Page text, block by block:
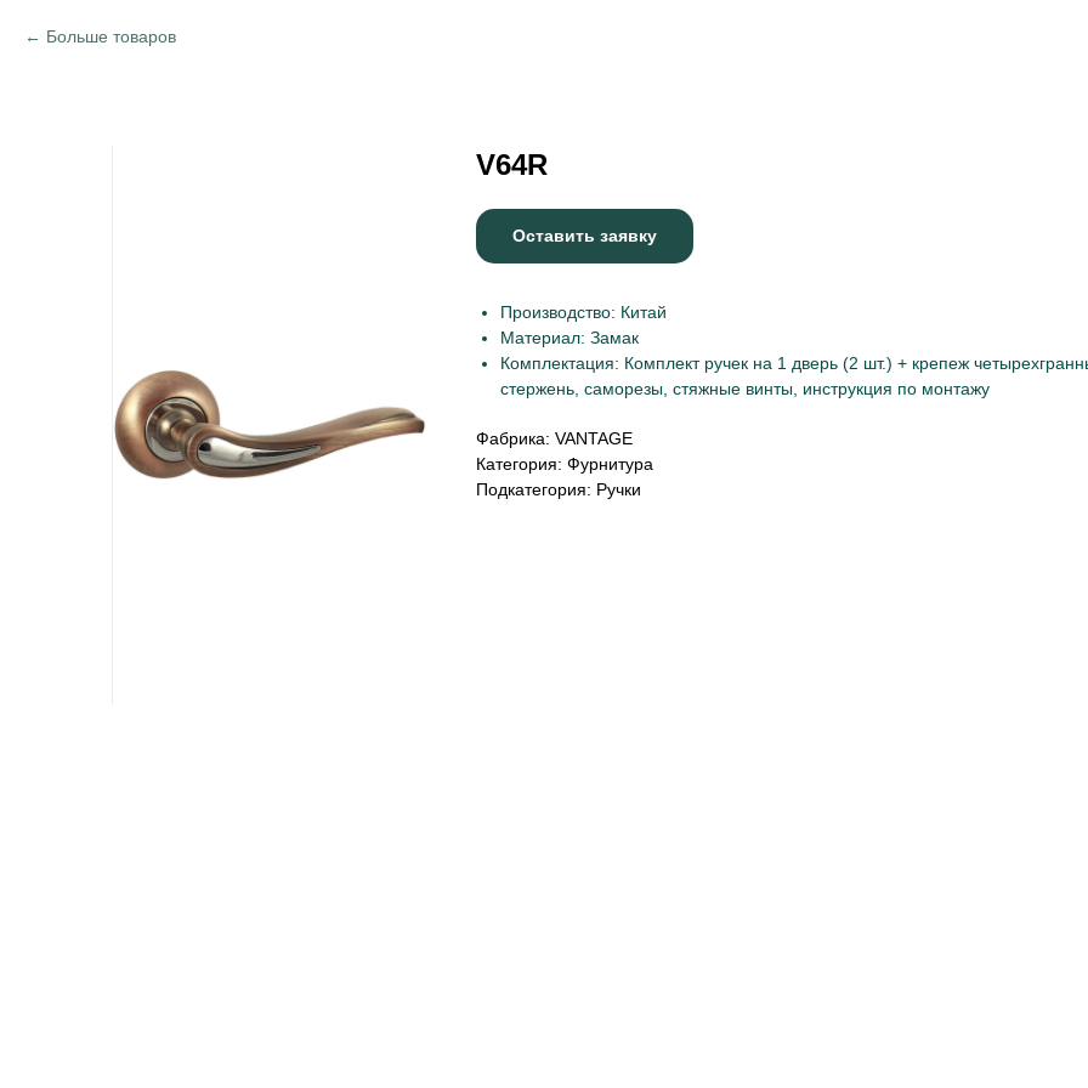
Больше товаров
V64R
Оставить заявку
Производство: Китай
Материал: Замак
Комплектация: Комплект ручек на 1 дверь (2 шт.) + крепеж
стержень, саморезы, стяжные винты, инструкция по монтажу
Фабрика: VANTAGE
Категория: Фурнитура
Подкатегория: Ручки